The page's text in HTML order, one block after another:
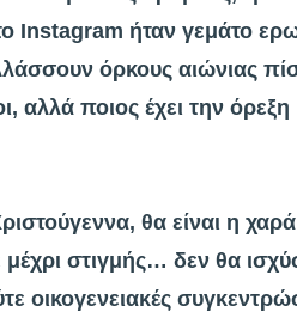
Instagram ήταν γεμάτο
όρκους αιώνιας
αλλά ποιος έχει την
θα είναι η
στιγμής… δεν θα
οικογενειακές